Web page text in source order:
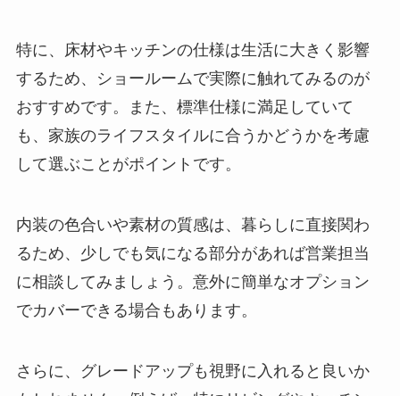
特に、床材やキッチンの仕様は生活に大きく影響
するため、ショールームで実際に触れてみるのが
おすすめです。また、標準仕様に満足していて
も、家族のライフスタイルに合うかどうかを考慮
して選ぶことがポイントです。
内装の色合いや素材の質感は、暮らしに直接関わ
るため、少しでも気になる部分があれば営業担当
に相談してみましょう。意外に簡単なオプション
でカバーできる場合もあります。
さらに、グレードアップも視野に入れると良いか